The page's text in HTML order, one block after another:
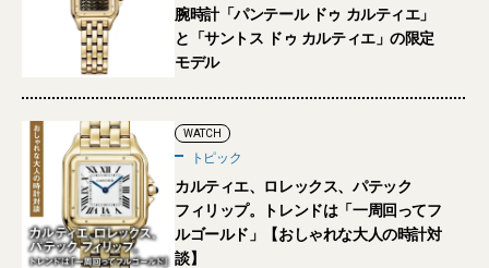
腕時計「パンテール ドゥ カルティエ」
と「サントス ドゥ カルティエ」の限定
モデル
WATCH
トピック
カルティエ、ロレックス、パテック
フィリップ。トレンドは「一周回ってフ
ルゴールド」【おしゃれな大人の時計対
談】